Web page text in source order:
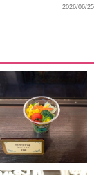
2026/06/25